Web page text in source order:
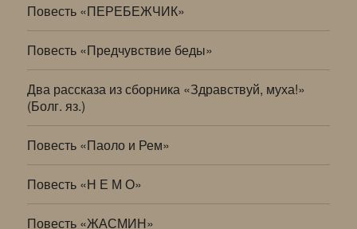
Повесть «ПЕРЕБЕЖЧИК»
Повесть «Предчувствие беды»
Два рассказа из сборника «Здравствуй, муха!»
(Болг. яз.)
Повесть «Паоло и Рем»
Повесть «Н Е М О»
Повесть «ЖАСМИН»